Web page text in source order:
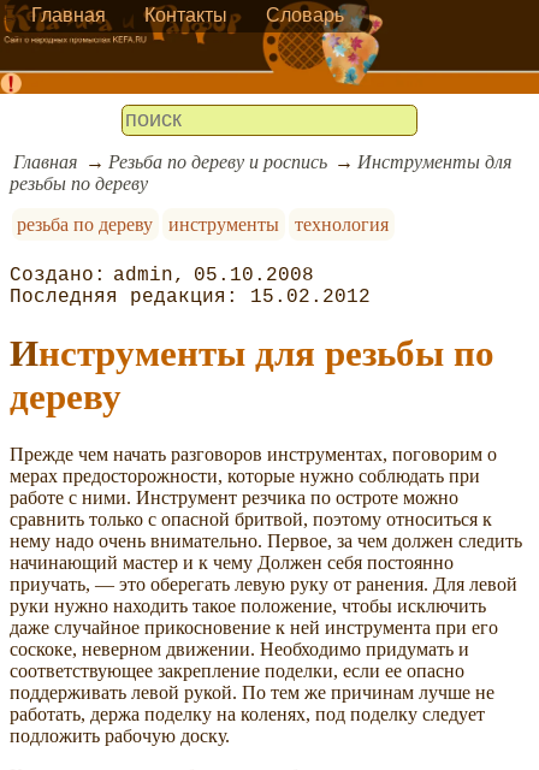
Главная Контакты Словарь
Главная Резьба по дереву и роспись
Инструменты для
резьбы по дереву
резьба по дереву
инструменты технология
admin
05.10.2008
15.02.2012
Инструменты для резьбы по
дереву
Прежде чем начать разговоров инструментах, поговорим о
мерах предосторожности, которые нужно соблюдать при
работе с ними. Инструмент резчика по остроте можно
сравнить только с опасной бритвой, поэтому относиться к
нему надо очень внимательно. Первое, за чем должен следить
начинающий мастер и к чему Должен себя постоянно
приучать, — это оберегать левую руку от ранения. Для левой
руки нужно находить такое положение, чтобы исключить
даже случайное прикосновение к ней инструмента при его
соскоке, неверном движении. Необходимо придумать и
соответствующее закрепление поделки, если ее опасно
поддерживать левой рукой. По тем же причинам лучше не
работать, держа поделку на коленях, под поделку следует
подложить рабочую доску.